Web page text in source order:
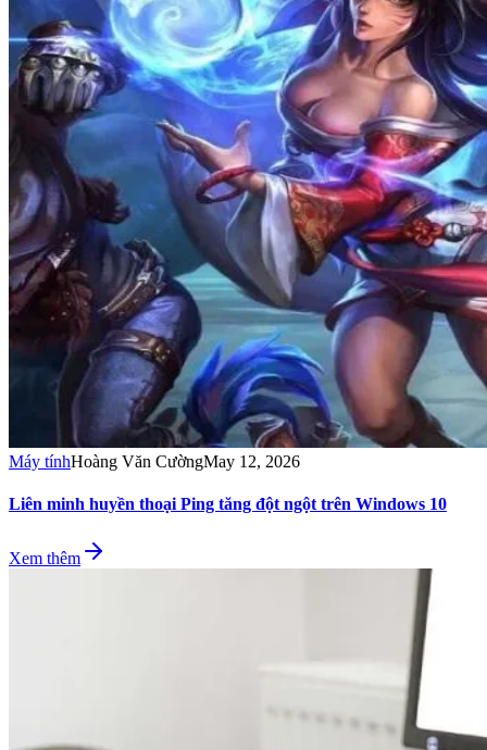
Máy tínhHoàng Văn CườngMay 12, 2026
Liên minh huyền thoại Ping tăng đột ngột trên Windows 10
Xem thêm